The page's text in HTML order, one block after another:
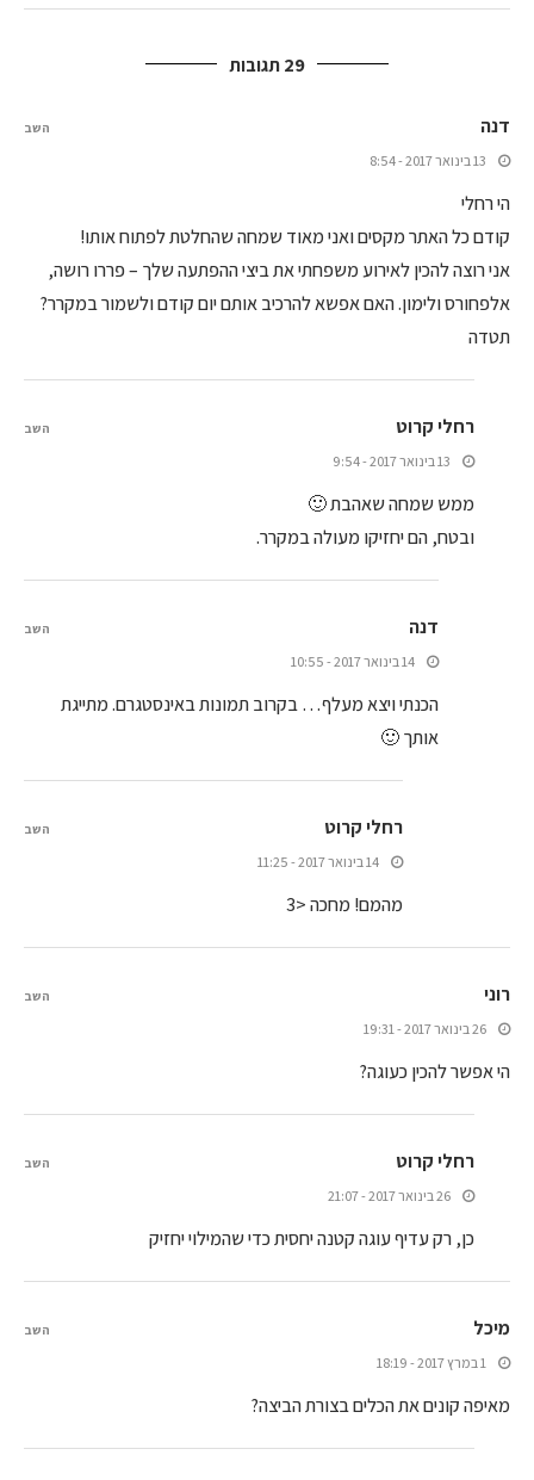
29 תגובות
דנה
13 בינואר 2017 - 8:54
הי רחלי
קודם כל האתר מקסים ואני מאוד שמחה שהחלטת לפתוח אותו!
אני רוצה להכין לאירוע משפחתי את ביצי ההפתעה שלך – פררו רושה,
אלפחורס ולימון. האם אפשא להרכיב אותם יום קודם ולשמור במקרר?
תטדה
השב
רחלי קרוט
13 בינואר 2017 - 9:54
ממש שמחה שאהבת 🙂
ובטח, הם יחזיקו מעולה במקרר.
השב
דנה
14 בינואר 2017 - 10:55
הכנתי ויצא מעלף… בקרוב תמונות באינסטגרם. מתייגת
אותך 🙂
השב
רחלי קרוט
14 בינואר 2017 - 11:25
מהמם! מחכה <3
השב
רוני
26 בינואר 2017 - 19:31
הי אפשר להכין כעוגה?
השב
רחלי קרוט
26 בינואר 2017 - 21:07
כן, רק עדיף עוגה קטנה יחסית כדי שהמילוי יחזיק
השב
מיכל
1 במרץ 2017 - 18:19
מאיפה קונים את הכלים בצורת הביצה?
השב